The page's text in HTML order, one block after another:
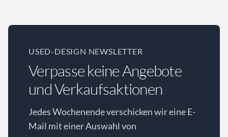
USED-DESIGN NEWSLETTER
Verpasse keine Angebote
und Verkaufsaktionen
Jedes Wochenende verschicken wir eine E-
Mail mit einer Auswahl von